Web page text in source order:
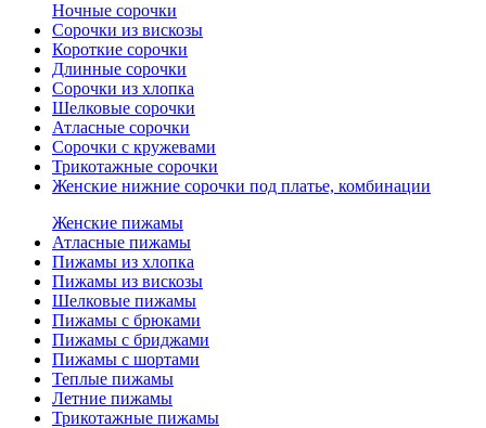
Ночные сорочки
Сорочки из вискозы
Короткие сорочки
Длинные сорочки
Сорочки из хлопка
Шелковые сорочки
Атласные сорочки
Сорочки с кружевами
Трикотажные сорочки
Женские нижние сорочки под платье, комбинации
Женские пижамы
Атласные пижамы
Пижамы из хлопка
Пижамы из вискозы
Шелковые пижамы
Пижамы с брюками
Пижамы с бриджами
Пижамы с шортами
Теплые пижамы
Летние пижамы
Трикотажные пижамы